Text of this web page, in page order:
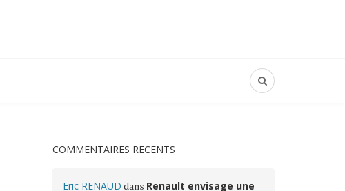
COMMENTAIRES RÉCENTS
Eric RENAUD dans Renault envisage une